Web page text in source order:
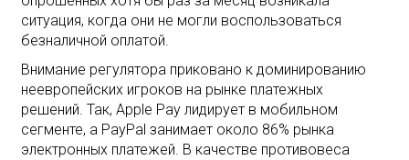
ситуация, когда они не могли воспользоваться
безналичной оплатой.
Внимание регулятора приковано к доминированию
неевропейских игроков на рынке платежных
решений. Так, Apple Pay лидирует в мобильном
сегменте, а PayPal занимает около 86% рынка
электронных платежей. В качестве противовеса